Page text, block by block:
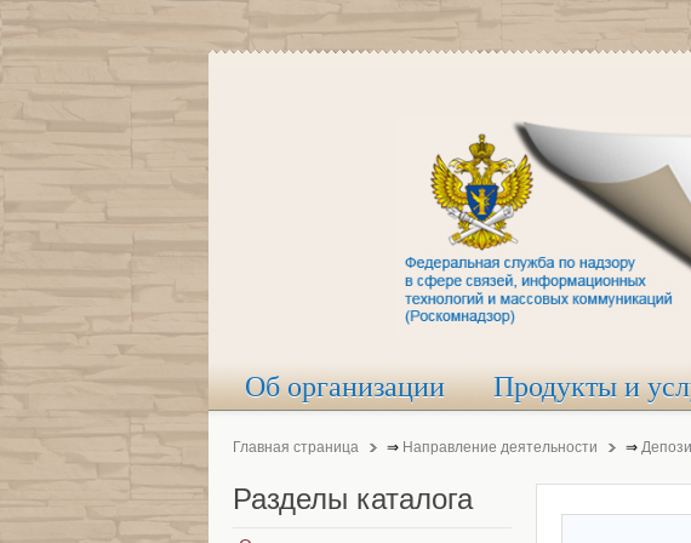
Об организации Продукты и
Главная страница ⇒ Направление деятельности ⇒
Разделы каталога